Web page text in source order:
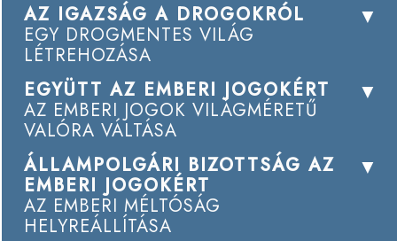
AZ IGAZSÁG A DROGOKRÓL
EGY DROGMENTES VILÁG
LÉTREHOZÁSA
EGYÜTT AZ EMBERI JOGOKÉRT
AZ EMBERI JOGOK VILÁGMÉRETŰ
VALÓRA VÁLTÁSA
ÁLLAMPOLGÁRI BIZOTTSÁG AZ
EMBERI JOGOKÉRT
AZ EMBERI MÉLTÓSÁG
HELYREÁLLÍTÁSA